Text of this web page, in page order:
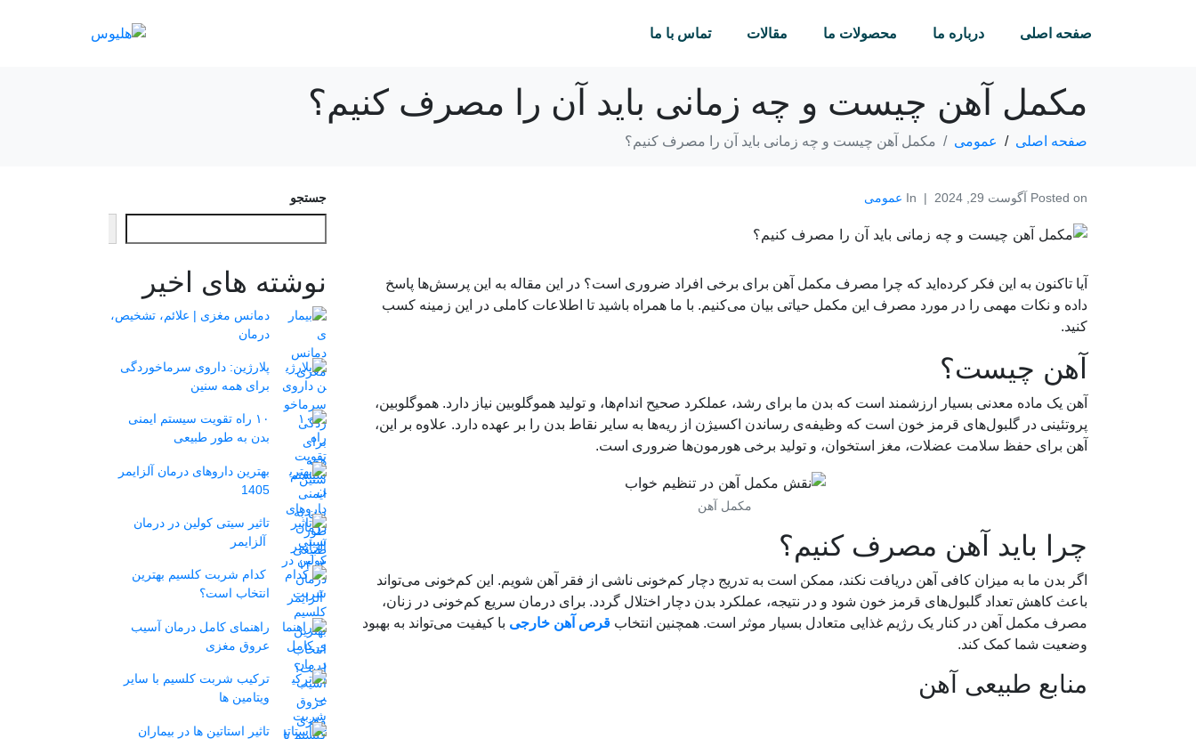
صفحه اصلی درباره ما محصولات ما مقالات تماس با ما
مکمل آهن چیست و چه زمانی باید آن را مصرف کنیم؟
صفحه اصلی عمومی مکمل آهن چیست و چه زمانی باید آن را مصرف کنیم؟
Posted on آگوست 29, 2024 In عمومی
آیا تاکنون به این فکر کرده‌اید که چرا مصرف مکمل آهن برای برخی افراد ضروری است؟ در این مقاله به این پرسش‌ها پاسخ
داده و نکات مهمی را در مورد مصرف این مکمل حیاتی بیان می‌کنیم. با ما همراه باشید تا اطلاعات کاملی در این زمینه کسب
کنید.
آهن چیست؟
آهن یک ماده معدنی بسیار ارزشمند است که بدن ما برای رشد، عملکرد صحیح اندام‌ها، و تولید هموگلوبین نیاز دارد. هموگلوبین،
پروتئینی در گلبول‌های قرمز خون است که وظیفه‌ی رساندن اکسیژن از ریه‌ها به سایر نقاط بدن را بر عهده دارد. علاوه بر این،
آهن برای حفظ سلامت عضلات، مغز استخوان، و تولید برخی هورمون‌ها ضروری است.
مکمل آهن
چرا باید آهن مصرف کنیم؟
اگر بدن ما به میزان کافی آهن دریافت نکند، ممکن است به تدریج دچار کم‌خونی ناشی از فقر آهن شویم. این کم‌خونی می‌تواند
باعث کاهش تعداد گلبول‌های قرمز خون شود و در نتیجه، عملکرد بدن دچار اختلال گردد. برای درمان سریع کم‌خونی در زنان،
مصرف مکمل آهن در کنار یک رژیم غذایی متعادل بسیار موثر است. همچنین انتخاب قرص آهن خارجی با کیفیت می‌تواند به بهبود
وضعیت شما کمک کند.
منابع طبیعی آهن
جستجو
نوشته های اخیر
دمانس مغزی | علائم، تشخیص،
درمان
پلارژین: داروی سرماخوردگی
برای همه سنین
۱۰ راه تقویت سیستم ایمنی
بدن به طور طبیعی
بهترین داروهای درمان آلزایمر
1405
تاثیر سیتی کولین در درمان
آلزایمر
کدام شربت کلسیم بهترین
انتخاب است؟
راهنمای کامل درمان آسیب
عروق مغزی
ترکیب شربت کلسیم با سایر
ویتامین ها
تاثیر استاتین‌ ها در بیماران